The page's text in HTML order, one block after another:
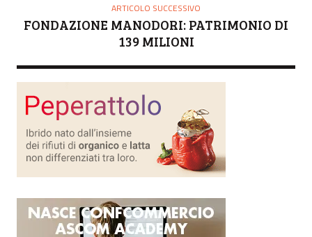
ARTICOLO SUCCESSIVO
FONDAZIONE MANODORI: PATRIMONIO DI
139 MILIONI